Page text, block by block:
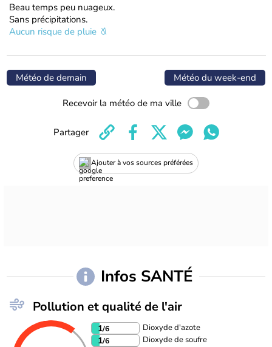
Beau temps peu nuageux.
Sans précipitations.
Aucun risque de pluie
Météo de demain Météo du week-end
Recevoir la météo de ma ville
Ajouter à vos sources préférées
Partager
Infos SANTÉ
Pollution et qualité de l'air
1/6 Dioxyde d'azote
1/6 Dioxyde de soufre